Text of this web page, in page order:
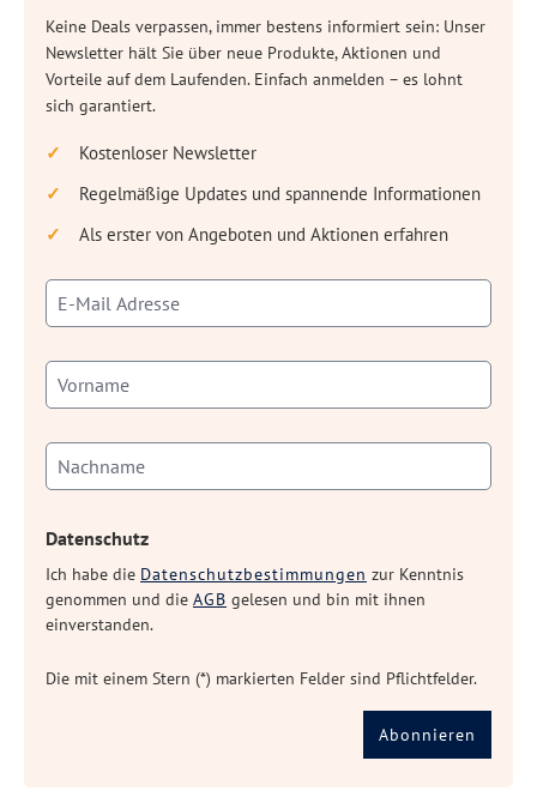
Keine Deals verpassen, immer bestens informiert sein: Unser
Newsletter hält Sie über neue Produkte, Aktionen und
Vorteile auf dem Laufenden. Einfach anmelden – es lohnt
sich garantiert.
Kostenloser Newsletter
Regelmäßige Updates und spannende Informationen
Als erster von Angeboten und Aktionen erfahren
Datenschutz
Ich habe die Datenschutzbestimmungen zur Kenntnis
genommen und die AGB gelesen und bin mit ihnen
einverstanden.
Die mit einem Stern (*) markierten Felder sind Pflichtfelder.
Abonnieren